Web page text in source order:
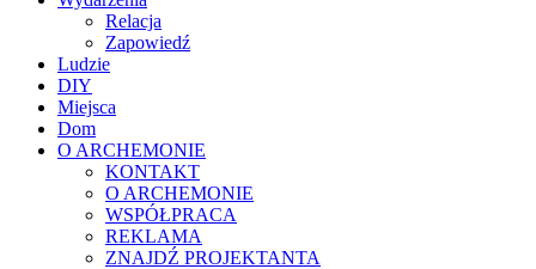
Relacja
Zapowiedź
Ludzie
DIY
Miejsca
Dom
O ARCHEMONIE
KONTAKT
O ARCHEMONIE
WSPÓŁPRACA
REKLAMA
ZNAJDŹ PROJEKTANTA